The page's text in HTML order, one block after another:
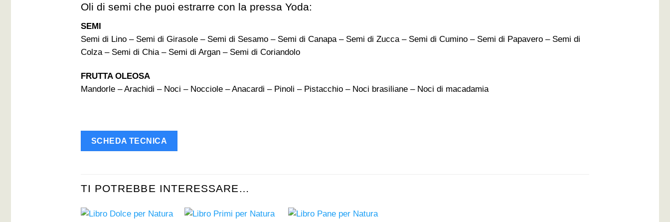
Oli di semi che puoi estrarre con la pressa Yoda:
SEMI
Semi di Lino – Semi di Girasole – Semi di Sesamo – Semi di Canapa – Semi di Zucca – Semi di Cumino – Semi di Papavero – Semi di
Colza – Semi di Chia – Semi di Argan – Semi di Coriandolo
FRUTTA OLEOSA
Mandorle – Arachidi – Noci – Nocciole – Anacardi – Pinoli – Pistacchio – Noci brasiliane – Noci di macadamia
SCHEDA TECNICA
TI POTREBBE INTERESSARE…